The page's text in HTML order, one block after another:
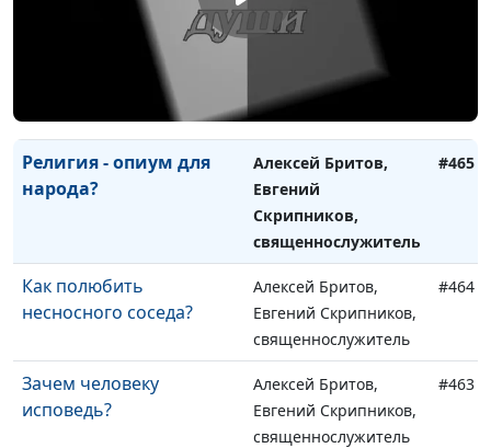
священнослужитель
Хранить чистоту до
Евгений Скрипников,
священнослужитель
Религия - опиум для
народа?
Алексей Бритов,
Евгений
Скрипников,
священнослужитель
#465
Как полюбить
несносного соседа?
Алексей Бритов,
Евгений Скрипников,
священнослужитель
#464
Зачем человеку
исповедь?
Алексей Бритов,
Евгений Скрипников,
священнослужитель
#463